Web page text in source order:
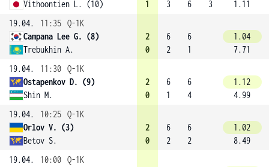
Vithoontien L. (10)
1
3
6
3
1.11
19.04.
11:35 Q-1K
Campana Lee G. (8)
Trebukhin A.
2
0
6
2
6
1
1.04
7.71
19.04.
11:30 Q-1K
Ostapenkov D. (9)
Shin M.
2
0
6
1
6
4
1.12
4.99
19.04.
10:25 Q-1K
Orlov V. (3)
Betov S.
2
0
6
2
6
2
1.02
8.49
19.04.
10:00 Q-1K